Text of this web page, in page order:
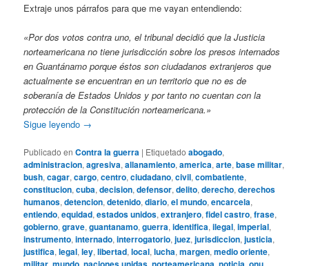
Extraje unos párrafos para que me vayan entendiendo:
«Por dos votos contra uno, el tribunal decidió que la Justicia
norteamericana no tiene jurisdicción sobre los presos internados
en Guantánamo porque éstos son ciudadanos extranjeros que
actualmente se encuentran en un territorio que no es de
soberanía de Estados Unidos y por tanto no cuentan con la
protección de la Constitución norteamericana.»
Sigue leyendo →
Publicado en Contra la guerra | Etiquetado abogado,
administracion,agresiva,allanamiento,america,arte,base militar,
bush,cagar,cargo,centro,ciudadano,civil,combatiente,
constitucion,cuba,decision,defensor,delito,derecho,derechos
humanos,detencion,detenido,diario,el mundo,encarcela,
entiendo,equidad,estados unidos,extranjero,fidel castro,frase,
gobierno,grave,guantanamo,guerra,identifica,ilegal,imperial,
instrumento,internado,interrogatorio,juez,jurisdiccion,justicia,
justifica,legal,ley,libertad,local,lucha,margen,medio oriente,
, , , , , ,